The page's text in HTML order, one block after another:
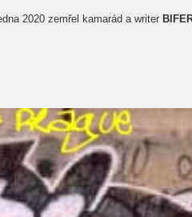
2020 zemřel kamarád a writer